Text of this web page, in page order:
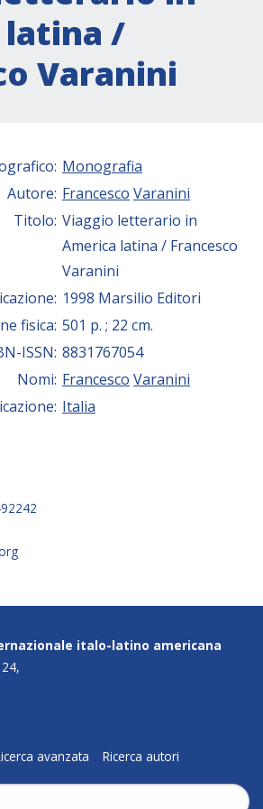
latina /
Varanini
Monografia
Autore: Francesco Varanini
Titolo: Viaggio letterario in
America latina / Francesco
Varanini
1998 Marsilio Editori
fisica: 501 p. ; 22 cm.
ISSN: 8831767054
Nomi: Francesco Varanini
Italia
italo-latino americana
avanzata Ricerca autori